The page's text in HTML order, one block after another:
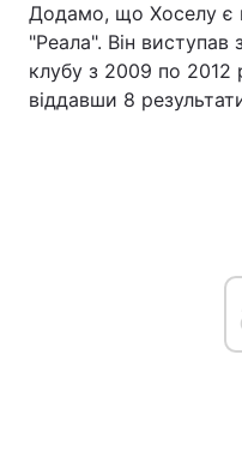
Додамо, що Хоселу є
"Реала". Він
клубу з 2009 по 2012
віддавши 8